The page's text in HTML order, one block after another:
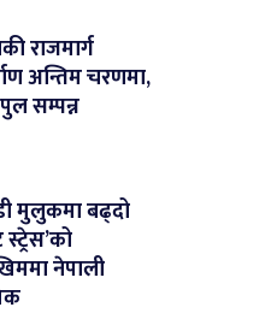
राजमार्ग
अन्तिम चरणमा,
सम्पन्न
मुलुकमा बढ्दो
स्ट्रेस’को
नेपाली